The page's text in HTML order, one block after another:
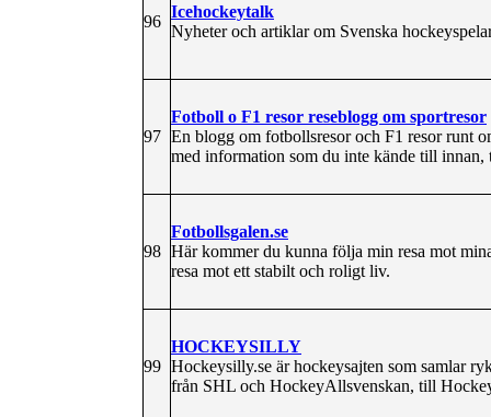
96
Icehockeytalk
Nyheter och artiklar om Svenska
97
Fotboll o F1 resor reseblogg om sportresor
En blogg om fotbollsresor och F1 resor runt
med information som du inte kände till
98
Fotbollsgalen.se
Här kommer du kunna följa min resa mot
resa mot ett stabilt och roligt liv.
99
HOCKEYSILLY
Hockeysilly.se är hockeysajten som samlar
från SHL och HockeyAllsvenskan, till